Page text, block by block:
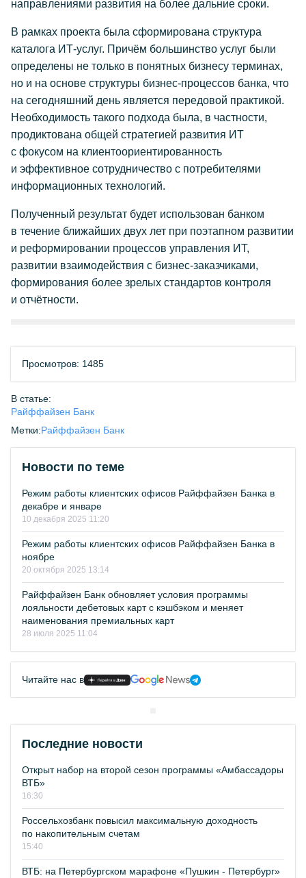
направлениями развития на более дальние сроки.
В рамках проекта была сформирована структура
каталога ИТ-услуг. Причём большинство услуг были
определены не только в понятных бизнесу терминах,
но и на основе структуры бизнес-процессов банка, что
на сегодняшний день является передовой практикой.
Необходимость такого подхода была, в частности,
продиктована общей стратегией развития ИТ
с фокусом на клиентоориентированность
и эффективное сотрудничество с потребителями
информационных технологий.
Полученный результат будет использован банком
в течение ближайших двух лет при поэтапном развитии
и реформировании процессов управления ИТ,
развитии взаимодействия с бизнес-заказчиками,
формирования более зрелых стандартов контроля
и отчётности.
Просмотров: 1485
В статье:
Райффайзен Банк
Метки:Райффайзен Банк
Новости по теме
Режим работы клиентских офисов Райффайзен Банка в
декабре и январе
10 декабря 2025 11:20
Режим работы клиентских офисов Райффайзен Банка в
ноябре
20 октября 2025 13:14
Райффайзен Банк обновляет условия программы
лояльности дебетовых карт с кэшбэком и меняет
наименования премиальных карт
28 июля 2025 11:04
Читайте нас в
Последние новости
Открыт набор на второй сезон программы «Амбассадоры
ВТБ»
16:30
Россельхозбанк повысил максимальную доходность
по накопительным счетам
15:40
ВТБ: на Петербургском марафоне «Пушкин - Петербург»